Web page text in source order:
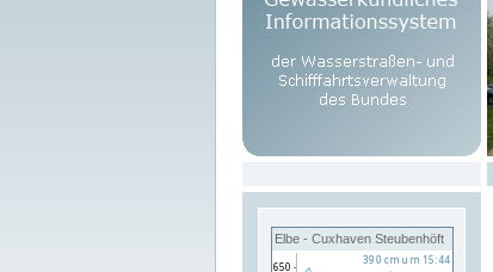
Elbe - Cuxhaven Steubenhöft